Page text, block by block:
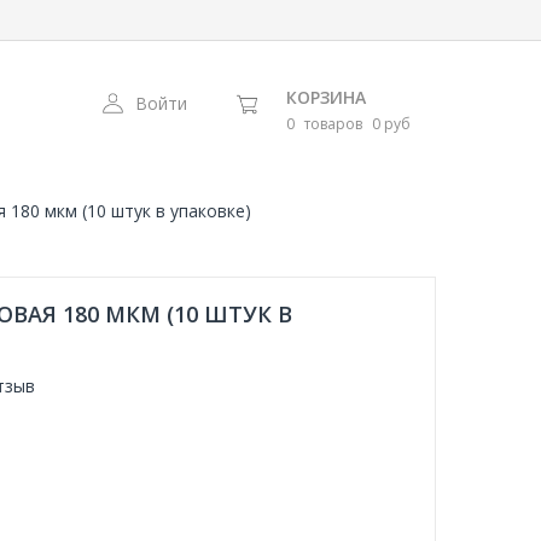
Войти КОРЗИНА
0 товаров 0 руб
180 мкм (10 штук в упаковке)
180 МКМ (10 ШТУК В